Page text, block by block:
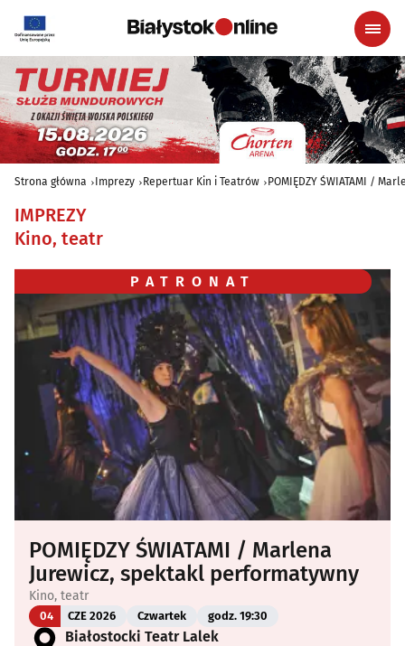
Strona główna Imprezy Repertuar Kin i Teatrów POMIĘDZY ŚWIATAMI /
IMPREZY
Kino, teatr
PATRONAT
POMIĘDZY ŚWIATAMI / Marlena
Jurewicz, spektakl performatywny
Kino, teatr
04 CZE 2026 Czwartek godz. 19:30
Białostocki Teatr Lalek